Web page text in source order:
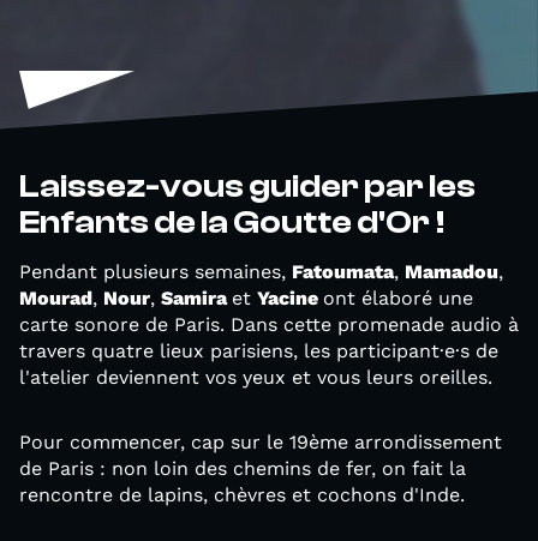
Laissez-vous guider par les
Enfants de la Goutte d'Or !
Pendant plusieurs semaines, Fatoumata, Mamadou,
Mourad, Nour, Samira et Yacine ont élaboré une
carte sonore de Paris. Dans cette promenade audio à
travers quatre lieux parisiens, les participant·e·s de
l'atelier deviennent vos yeux et vous leurs oreilles.
Pour commencer, cap sur le 19ème arrondissement
de Paris : non loin des chemins de fer, on fait la
rencontre de lapins, chèvres et cochons d'Inde.